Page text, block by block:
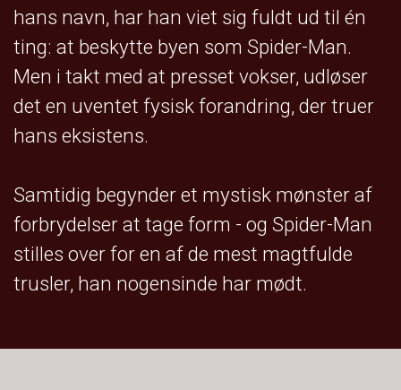
hans navn, har han viet sig fuldt ud til én
ting: at beskytte byen som Spider-Man.
Men i takt med at presset vokser, udløser
det en uventet fysisk forandring, der truer
hans eksistens.
Samtidig begynder et mystisk mønster af
forbrydelser at tage form - og Spider-Man
stilles over for en af de mest magtfulde
trusler, han nogensinde har mødt.